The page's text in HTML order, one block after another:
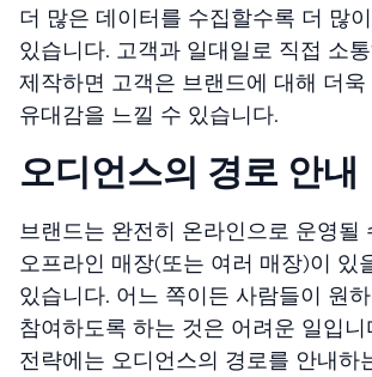
더 많은 데이터를 수집할수록 더 많
있습니다. 고객과 일대일로 직접 소
제작하면 고객은 브랜드에 대해 더
유대감을 느낄 수 있습니다.
오디언스의 경로 안내
브랜드는 완전히 온라인으로 운영될
오프라인 매장(또는 여러 매장)이 있
있습니다. 어느 쪽이든 사람들이 원
참여하도록 하는 것은 어려운 일입니
전략에는 오디언스의 경로를 안내하